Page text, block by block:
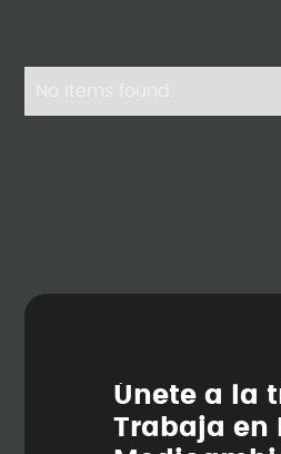
Únete a la t
Trabaja en